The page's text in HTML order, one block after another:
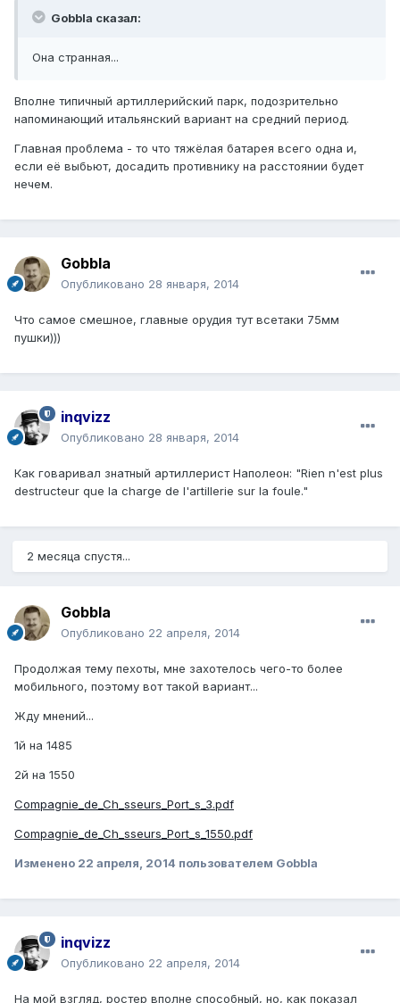
Gobbla сказал:
Она странная...
Вполне типичный артиллерийский парк, подозрительно
напоминающий итальянский вариант на средний период.
Главная проблема - то что тяжёлая батарея всего одна и,
если её выбьют, досадить противнику на расстоянии будет
нечем.
Gobbla
Опубликовано 28 января, 2014
Что самое смешное, главные орудия тут всетаки 75мм
пушки)))
inqvizz
Опубликовано 28 января, 2014
Как говаривал знатный артиллерист Наполеон: "Rien n'est plus
destructeur que la charge de l'artillerie sur la foule."
2 месяца спустя...
Gobbla
Опубликовано 22 апреля, 2014
Продолжая тему пехоты, мне захотелось чего-то более
мобильного, поэтому вот такой вариант...
Жду мнений...
1й на 1485
2й на 1550
Compagnie_de_Ch_sseurs_Port_s_3.pdf
Compagnie_de_Ch_sseurs_Port_s_1550.pdf
Изменено 22 апреля, 2014 пользователем Gobbla
inqvizz
Опубликовано 22 апреля, 2014
На мой взгляд, ростер вполне способный, но, как показал